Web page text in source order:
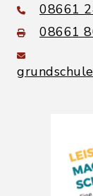
08661
08661